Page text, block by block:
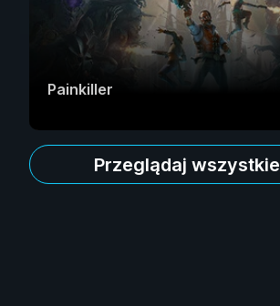
Painkiller
Przeglądaj